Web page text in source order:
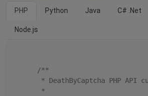
PHP Python Java C# .Net
Node.js
/**
* DeathByCaptcha PHP API
     *